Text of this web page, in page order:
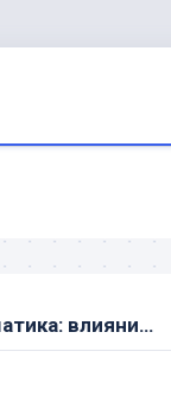
Психосоматика: влияние эмоций на тело